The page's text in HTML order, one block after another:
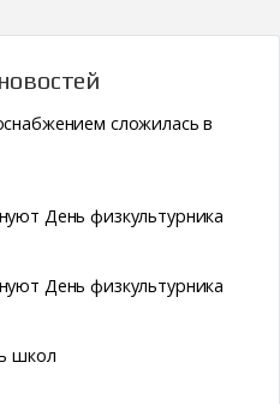
сложилась в
День физкультурника
День физкультурника
школ